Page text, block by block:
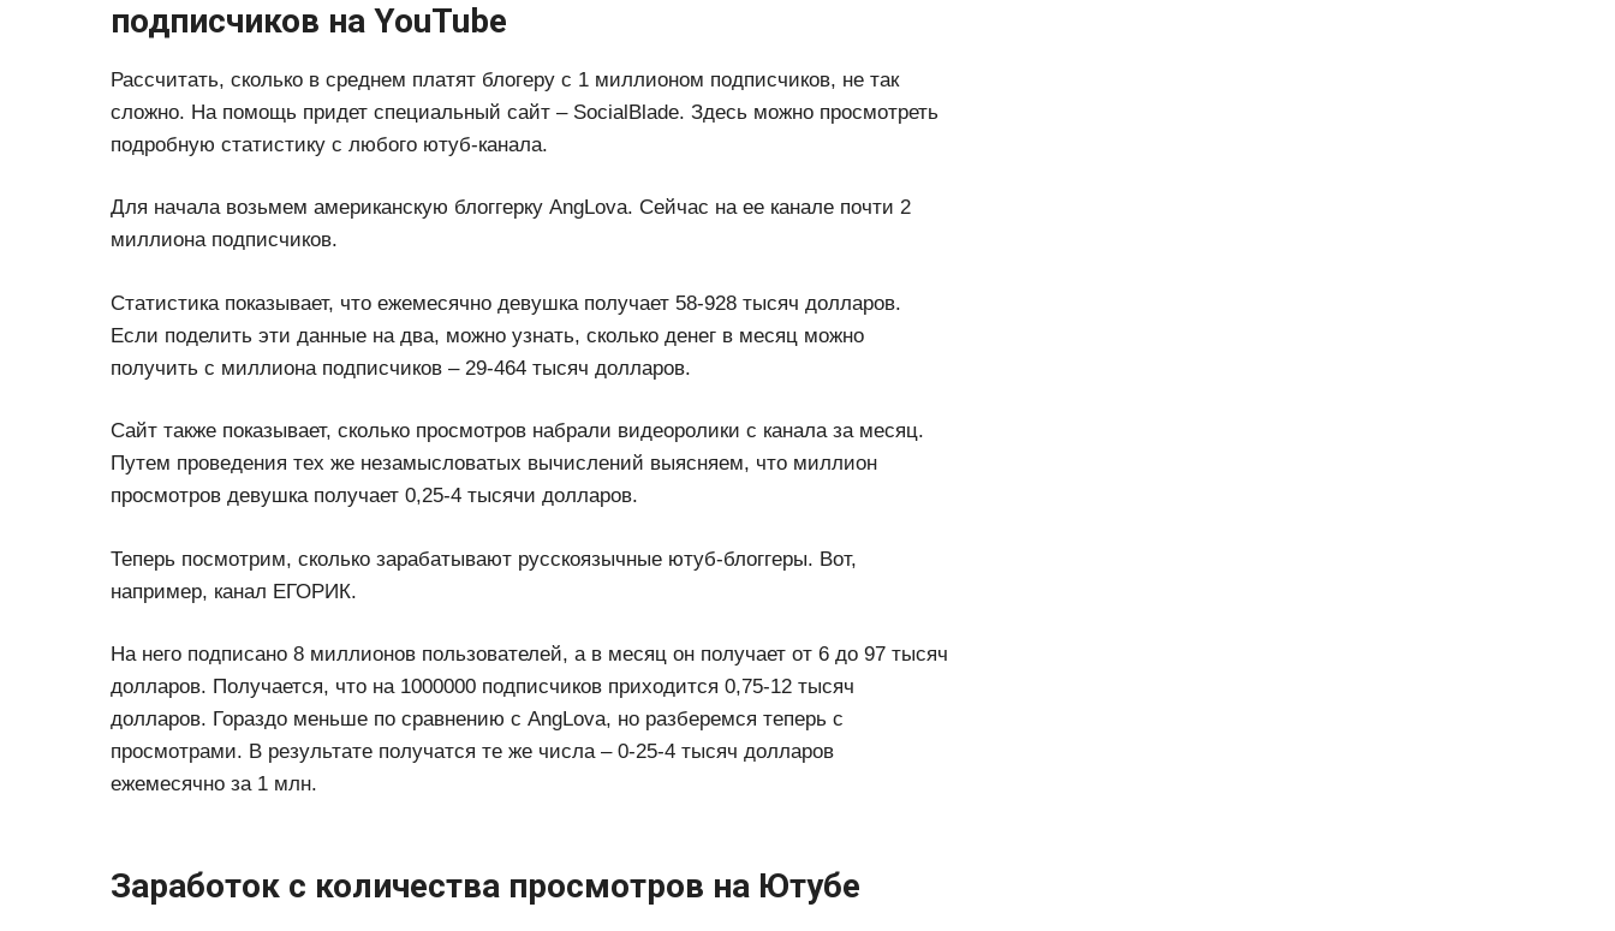
подписчиков на YouTube
Рассчитать, сколько в среднем платят блогеру с 1 миллионом подписчиков, не так
сложно. На помощь придет специальный сайт – SocialBlade. Здесь можно просмотреть
подробную статистику с любого ютуб-канала.
Для начала возьмем американскую блоггерку AngLova. Сейчас на ее канале почти 2
миллиона подписчиков.
Статистика показывает, что ежемесячно девушка получает 58-928 тысяч долларов.
Если поделить эти данные на два, можно узнать, сколько денег в месяц можно
получить с миллиона подписчиков – 29-464 тысяч долларов.
Сайт также показывает, сколько просмотров набрали видеоролики с канала за месяц.
Путем проведения тех же незамысловатых вычислений выясняем, что миллион
просмотров девушка получает 0,25-4 тысячи долларов.
Теперь посмотрим, сколько зарабатывают русскоязычные ютуб-блоггеры. Вот,
например, канал ЕГОРИК.
На него подписано 8 миллионов пользователей, а в месяц он получает от 6 до 97 тысяч
долларов. Получается, что на 1000000 подписчиков приходится 0,75-12 тысяч
долларов. Гораздо меньше по сравнению с AngLova, но разберемся теперь с
просмотрами. В результате получатся те же числа – 0-25-4 тысяч долларов
ежемесячно за 1 млн.
Заработок с количества просмотров на Ютубе